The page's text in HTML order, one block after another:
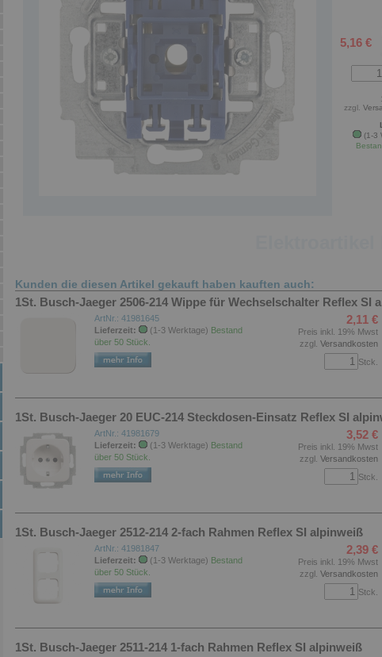
5,16 €
zzgl.
(1-3
Kunden die diesen Artikel gekauft haben kauften auch:
1St. Busch-Jaeger 2506-214 Wippe für Wechselschalter Reflex SI
ArtNr.: 41981645
Lieferzeit:
(1-3 Werktage) Bestand
über 50 Stück.
2,11 €
Preis inkl. 19% Mwst
zzgl.Versandkosten
Stck.
1St. Busch-Jaeger 20 EUC-214 Steckdosen-Einsatz Reflex SI
ArtNr.: 41981679
Lieferzeit:
(1-3 Werktage) Bestand
über 50 Stück.
3,52 €
Preis inkl. 19% Mwst
zzgl.Versandkosten
Stck.
1St. Busch-Jaeger 2512-214 2-fach Rahmen Reflex SI alpinweiß
ArtNr.: 41981847
Lieferzeit:
(1-3 Werktage) Bestand
über 50 Stück.
2,39 €
Preis inkl. 19% Mwst
zzgl.Versandkosten
Stck.
1St. Busch-Jaeger 2511-214 1-fach Rahmen Reflex SI alpinweiß